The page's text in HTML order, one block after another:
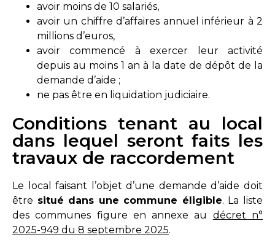
avoir moins de 10 salariés,
avoir un chiffre d’affaires annuel inférieur à 2
millions d’euros,
avoir commencé à exercer leur activité
depuis au moins 1 an à la date de dépôt de la
demande d’aide ;
ne pas être en liquidation judiciaire.
Conditions tenant au local
dans lequel seront faits les
travaux de raccordement
Le local faisant l’objet d’une demande d’aide doit
être situé dans une commune éligible. La liste
des communes figure en annexe au décret n°
2025-949 du 8 septembre 2025.